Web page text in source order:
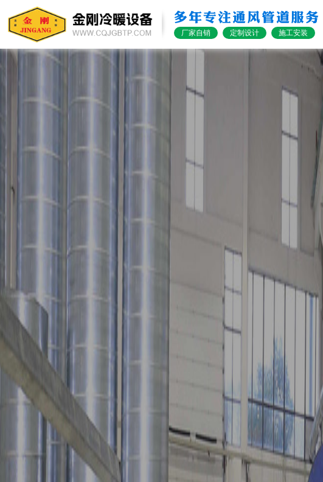
多年专注通风管道服务
厂家自销 定制设计 施工安装